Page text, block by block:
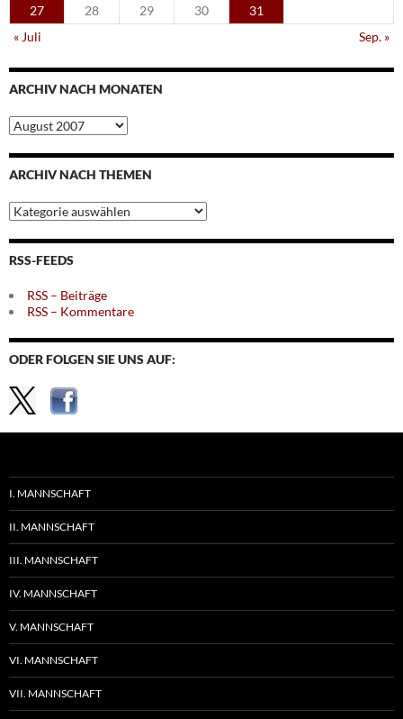
27
28 29 30
31
« Juli
Sep. »
ARCHIV NACH MONATEN
Archiv
nach
Monaten
ARCHIV NACH THEMEN
Archiv
nach
Themen
RSS-FEEDS
RSS – Beiträge
RSS – Kommentare
ODER FOLGEN SIE UNS AUF:
I. MANNSCHAFT
II. MANNSCHAFT
III. MANNSCHAFT
IV. MANNSCHAFT
V. MANNSCHAFT
VI. MANNSCHAFT
VII. MANNSCHAFT